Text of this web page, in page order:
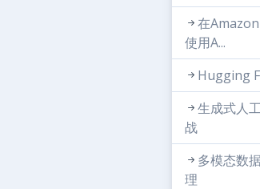
在
使用A...
Hugging
生成式人
战
多模态数
理